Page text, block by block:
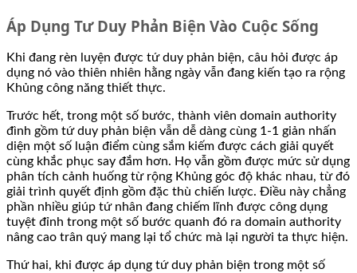
Áp Dụng Tư Duy Phản Biện Vào Cuộc Sống
Khi đang rèn luyện được tứ duy phản biện, câu hỏi được áp
dụng nó vào thiên nhiên hằng ngày vẫn đang kiến tạo ra rộng
Khủng công năng thiết thực.
Trước hết, trong một số bước, thành viên domain authority
đình gồm tứ duy phản biện vẫn dễ dàng cùng 1-1 giản nhấn
diện một số luận điểm cùng sắm kiếm được cách giải quyết
cùng khắc phục say đắm hơn. Họ vẫn gồm được mức sử dụng
phân tích cảnh huống từ rộng Khủng góc độ khác nhau, từ đó
giải trình quyết định gồm đặc thù chiến lược. Điều này chẳng
phần nhiều giúp tứ nhân đang chiếm lĩnh được công dụng
tuyệt đỉnh trong một số bước quanh đó ra domain authority
nâng cao trân quý mang lại tổ chức mà lại người ta thực hiện.
Thứ hai, khi được áp dụng tứ duy phản biện trong một số